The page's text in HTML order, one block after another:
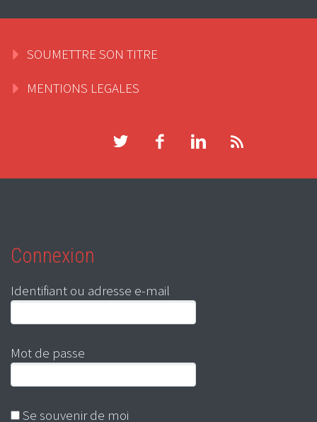
SOUMETTRE SON TITRE
MENTIONS LEGALES
Connexion
Identifiant ou adresse e-mail
Mot de passe
Se souvenir de moi